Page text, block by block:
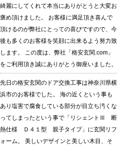
綺麗にしてくれて本当にありがとうと大変お
褒め頂けました。 お客様に満足頂き喜んで
頂けるのが弊社にとっての喜びですので、今
後も多くのお客様を笑顔に出来るよう努力致
します。 この度は、弊社「格安玄関.com」
をご利用頂き誠にありがとう御座いました。
先日の格安玄関のドア交換工事は神奈川県横
浜市のお客様でした。 海の近くという事も
あり塩害で腐食している部分が目立ち汚くな
ってしまったという事で「リシェントⅢ 断
熱仕様 Ｄ４１型 親子タイプ」に玄関リフ
ォーム。 美しいデザインと美しい木目、そ